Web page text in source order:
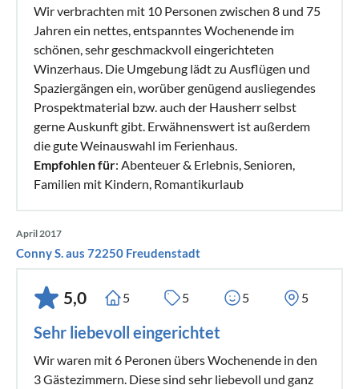
Wir verbrachten mit 10 Personen zwischen 8 und 75
Jahren ein nettes, entspanntes Wochenende im
schönen, sehr geschmackvoll eingerichteten
Winzerhaus. Die Umgebung lädt zu Ausflügen und
Spaziergängen ein, worüber genügend ausliegendes
Prospektmaterial bzw. auch der Hausherr selbst
gerne Auskunft gibt. Erwähnenswert ist außerdem
die gute Weinauswahl im Ferienhaus.
Empfohlen für: Abenteuer & Erlebnis, Senioren,
Familien mit Kindern, Romantikurlaub
April 2017
Conny S. aus 72250 Freudenstadt
5,0 5 5 5 5
Sehr liebevoll eingerichtet
Wir waren mit 6 Peronen übers Wochenende in den
3 Gästezimmern. Diese sind sehr liebevoll und ganz